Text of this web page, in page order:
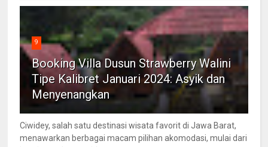
9
Booking Villa Dusun Strawberry Walini
Tipe Kalibret Januari 2024: Asyik dan
Menyenangkan
Ciwidey, salah satu destinasi wisata favorit di Jawa Barat,
menawarkan berbagai macam pilihan akomodasi, mulai dari